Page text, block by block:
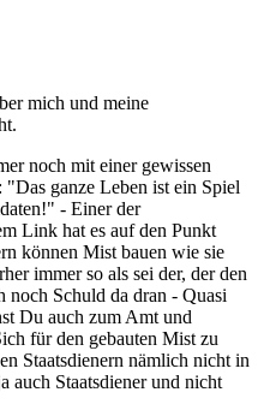
mich und meine
noch mit einer gewissen
ganze Leben ist ein Spiel
- Einer der
Link hat es auf den Punkt
können Mist bauen wie sie
immer so als sei der, der den
noch Schuld da dran - Quasi
Du auch zum Amt und
für den gebauten Mist zu
Staatsdienern nämlich nicht in
auch Staatsdiener und nicht